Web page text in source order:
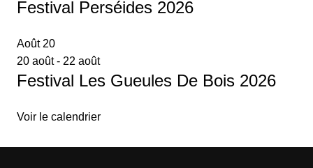
Festival Perséides 2026
Août 20
20 août- 22 août
Festival Les Gueules De Bois 2026
Voir le calendrier